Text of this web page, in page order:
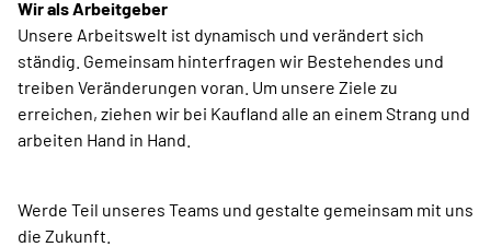
Wir als Arbeitgeber
Unsere Arbeitswelt ist dynamisch und verändert sich
ständig. Gemeinsam hinterfragen wir Bestehendes und
treiben Veränderungen voran. Um unsere Ziele zu
erreichen, ziehen wir bei Kaufland alle an einem Strang und
arbeiten Hand in Hand.
Werde Teil unseres Teams und gestalte gemeinsam mit uns
die Zukunft.